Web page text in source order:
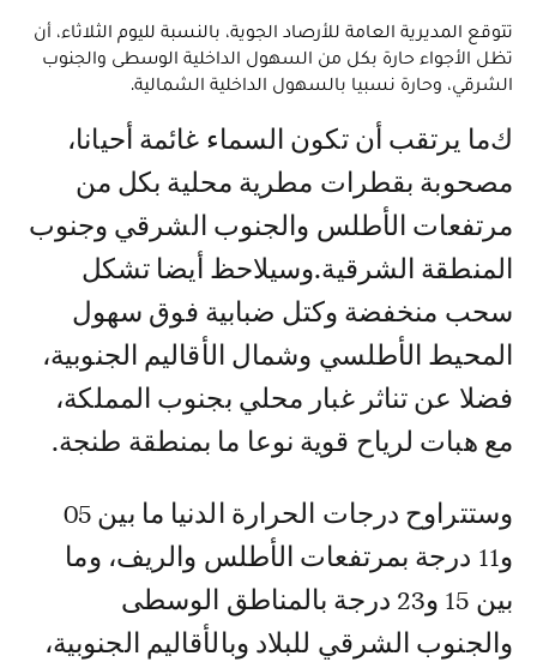
تتوقع المديرية العامة للأرصاد الجوية، بالنسبة لليوم الثلاثاء، أن
تظل الأجواء حارة بكل من السهول الداخلية الوسطى والجنوب
الشرقي، وحارة نسبيا بالسهول الداخلية الشمالية.
كما يرتقب أن تكون السماء غائمة أحيانا،
مصحوبة بقطرات مطرية محلية بكل من
مرتفعات الأطلس والجنوب الشرقي وجنوب
المنطقة الشرقية.وسيلاحظ أيضا تشكل
سحب منخفضة وكتل ضبابية فوق سهول
المحيط الأطلسي وشمال الأقاليم الجنوبية،
فضلا عن تناثر غبار محلي بجنوب المملكة،
مع هبات لرياح قوية نوعا ما بمنطقة طنجة.
وستتراوح درجات الحرارة الدنيا ما بين 05
و11 درجة بمرتفعات الأطلس والريف، وما
بين 15 و23 درجة بالمناطق الوسطى
والجنوب الشرقي للبلاد وبالأقاليم الجنوبية،